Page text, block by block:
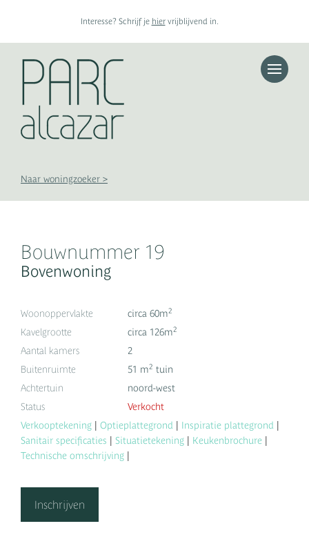
Interesse? Schrijf je hiervrijblijvend in.
Toggle
Appartementen
Woningen
Penthouses
Bouwkavels
Naar woningzoeker >
Bouwnummer 19
Bovenwoning
Woonoppervlakte circa 60m2
Kavelgrootte circa 126m2
Aantal kamers
2
Buitenruimte
51 m2 tuin
Achtertuin
noord-west
Status
Verkocht
Verkooptekening
Optieplattegrond Inspiratie plattegrond
Sanitair specificaties
Situatietekening Keukenbrochure
Technische omschrijving
Inschrijven